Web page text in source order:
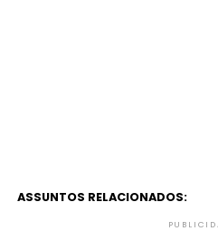
ASSUNTOS RELACIONADOS: